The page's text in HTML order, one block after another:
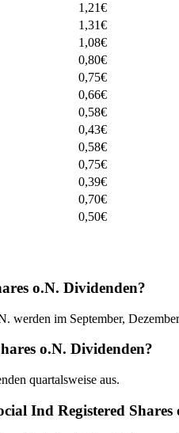
1,21€
1,31€
1,08€
0,80€
0,75€
0,66€
0,58€
0,43€
0,58€
0,75€
0,39€
0,70€
0,50€
o.N. Dividenden?
im September,
o.N. Dividenden?
quartalsweise aus.
Ind Registered Shares